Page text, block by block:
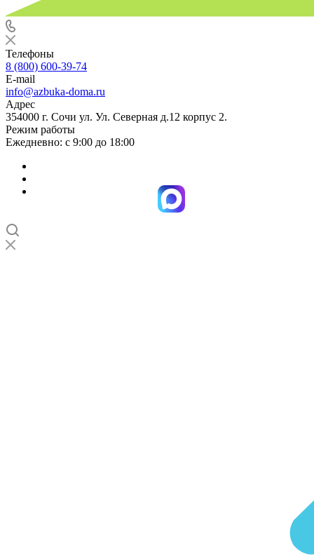
Телефоны
8 (800) 600-39-74
E-mail
info@azbuka-doma.ru
Адрес
354000 г. Сочи ул. Ул. Северная д.12 корпус 2.
Режим работы
Ежедневно: с 9:00 до 18:00